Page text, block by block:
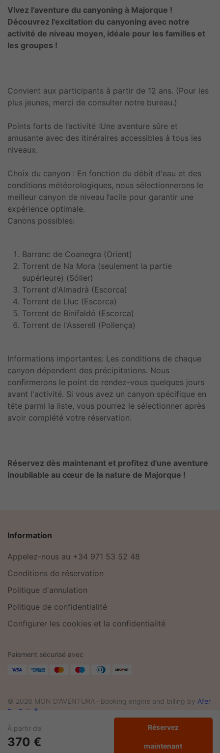
À partir de
370 €
Réservez
maintenant
Vivez l'aventure du canyoning à Majorque !
Découvrez l'excitation du canyoning avec notre
activité de niveau moyen, idéale pour les familles et
les groupes !
Convient aux participants à partir de 12 ans. (Pour les
plus jeunes, merci de consulter notre bureau.)
Points forts de l’activité :Une aventure sûre et
amusante avec des itinéraires accessibles à tous les
niveaux.
Choix du canyon : En fonction du débit d'eau et des
conditions météorologiques, nous sélectionnerons le
meilleur canyon de niveau facile pour garantir une
expérience optimale.
Canons possibles:
Barranc de Coanegra (Orient)
Torrent de Na Mora (seulement la partie
supérieure) (Sóller)
Torrent d'Almadrà (Escorca)
Torrent de Lluc (Escorca)
Torrent de Binifaldó (Escorca)
Torrent de l'Asserell (Pollença)
Informations importantes: Les conditions de chaque
canyon dépendent des précipitations. Nous
confirmerons le point de rendez-vous quelques jours
avant l'activité. Si vous avez un canyon spécifique en
tête parmi la liste, vous pourrez le sélectionner après
avoir complété votre réservation.
Réservez dès maintenant et profitez d'une aventure
inoubliable au cœur de la nature de Majorque !
Information
Appelez-nous au +34 971 53 52 48
Conditions de réservation
Politique d'annulation
Politique de confidentialité
Configurer les cookies et la confidentialité
Paiement sécurisé avec
© 2026 MON D'AVENTURA · Booking engine and billing by Afer
ProSuite
®